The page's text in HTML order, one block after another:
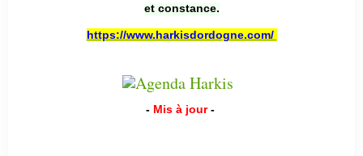
et constance.
https://www.harkisdordogne.com/
- Mis à jour -